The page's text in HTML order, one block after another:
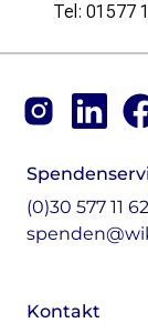
Tel: 01577
InstagramLinkedIn
(0)30 577 11
Kontakt